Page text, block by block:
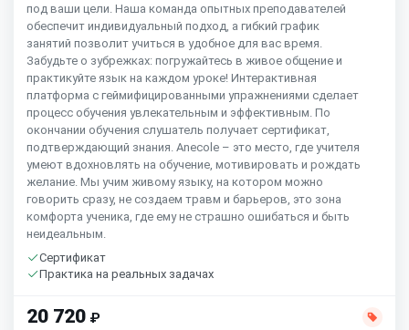
под ваши цели. Наша команда опытных преподавателей
обеспечит индивидуальный подход, а гибкий график
занятий позволит учиться в удобное для вас время.
Забудьте о зубрежках: погружайтесь в живое общение и
практикуйте язык на каждом уроке! Интерактивная
платформа с геймифицированными упражнениями сделает
процесс обучения увлекательным и эффективным. По
окончании обучения слушатель получает сертификат,
подтверждающий знания. Anecole – это место, где учителя
умеют вдохновлять на обучение, мотивировать и рождать
желание. Мы учим живому языку, на котором можно
говорить сразу, не создаем травм и барьеров, это зона
комфорта ученика, где ему не страшно ошибаться и быть
неидеальным.
Сертификат
Практика на реальных задачах
20 720 ₽